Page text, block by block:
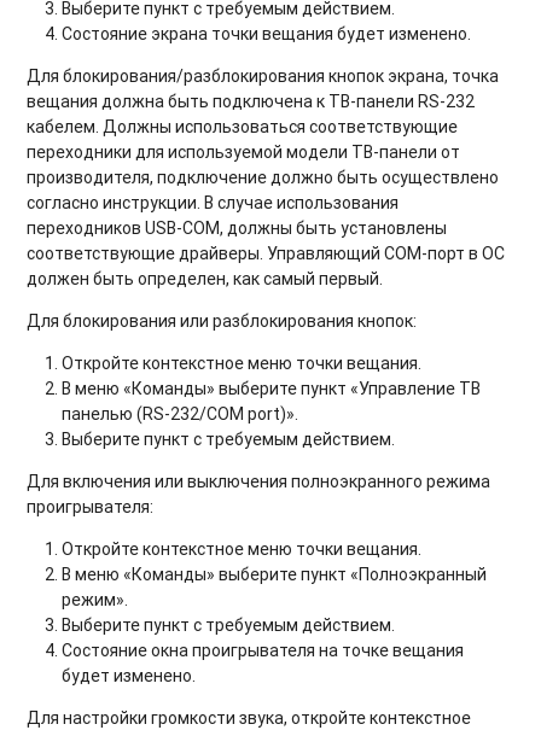
Выберите пункт с требуемым действием.
Состояние экрана точки вещания будет изменено.
Для блокирования/разблокирования кнопок экрана, точка
вещания должна быть подключена к ТВ-панели RS-232
кабелем. Должны использоваться соответствующие
переходники для используемой модели ТВ-панели от
производителя, подключение должно быть осуществлено
согласно инструкции. В случае использования
переходников USB-COM, должны быть установлены
соответствующие драйверы. Управляющий COM-порт в ОС
должен быть определен, как самый первый.
Дляблокирования или разблокирования кнопок:
Откройте контекстное меню точки вещания.
В меню «Команды» выберите пункт «Управление ТВ
панелью (RS-232/COM port)».
Выберите пункт с требуемым действием.
Длявключения или выключения полноэкранного режима
проигрывателя:
Откройте контекстное меню точки вещания.
В меню «Команды» выберите пункт «Полноэкранный
режим».
Выберите пункт с требуемым действием.
Состояние окна проигрывателя на точке вещания
будет изменено.
Длянастройки громкости звука, откройте контекстное